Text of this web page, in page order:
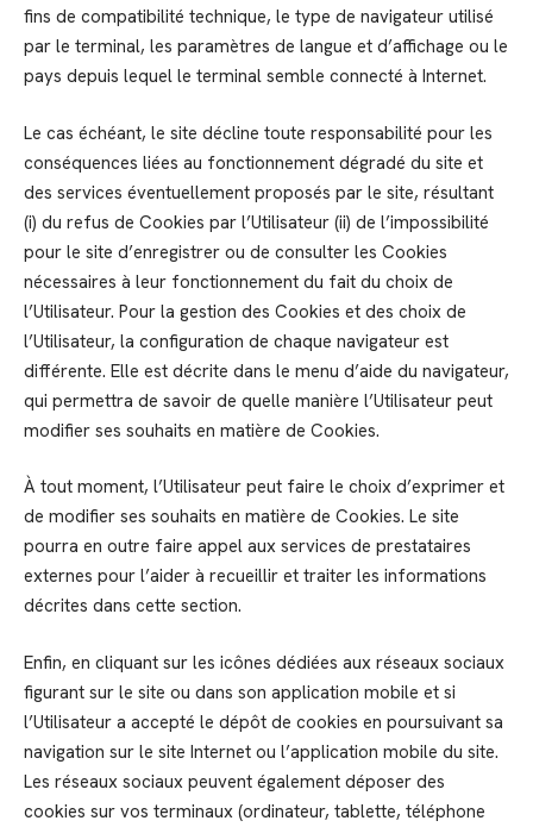
fins de compatibilité technique, le type de navigateur utilisé
par le terminal, les paramètres de langue et d’affichage ou le
pays depuis lequel le terminal semble connecté à Internet.
Le cas échéant, le site décline toute responsabilité pour les
conséquences liées au fonctionnement dégradé du site et
des services éventuellement proposés par le site, résultant
(i) du refus de Cookies par l’Utilisateur (ii) de l’impossibilité
pour le site d’enregistrer ou de consulter les Cookies
nécessaires à leur fonctionnement du fait du choix de
l’Utilisateur. Pour la gestion des Cookies et des choix de
l’Utilisateur, la configuration de chaque navigateur est
différente. Elle est décrite dans le menu d’aide du navigateur,
qui permettra de savoir de quelle manière l’Utilisateur peut
modifier ses souhaits en matière de Cookies.
À tout moment, l’Utilisateur peut faire le choix d’exprimer et
de modifier ses souhaits en matière de Cookies. Le site
pourra en outre faire appel aux services de prestataires
externes pour l’aider à recueillir et traiter les informations
décrites dans cette section.
Enfin, en cliquant sur les icônes dédiées aux réseaux sociaux
figurant sur le site ou dans son application mobile et si
l’Utilisateur a accepté le dépôt de cookies en poursuivant sa
navigation sur le site Internet ou l’application mobile du site.
Les réseaux sociaux peuvent également déposer des
cookies sur vos terminaux (ordinateur, tablette, téléphone